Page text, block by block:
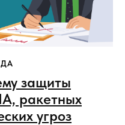
защиты
ракетных
угроз